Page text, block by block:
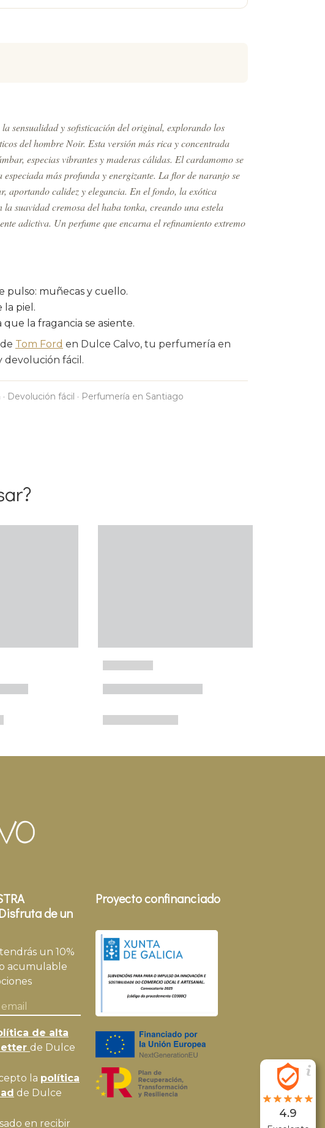
sensualidad y sofisticación del original, explorando los
del hombre Noir. Esta versión más rica y concentrada
especias vibrantes y maderas cálidas. El cardamomo se
más profunda y energizante. La flor de naranjo se
aportando calidez y elegancia. En el fondo, la exótica
la suavidad cremosa del haba tonka, creando una estela
adictiva. Un perfume que encarna el refinamiento extremo
pulso: muñecas y cuello.
la piel.
la fragancia se asiente.
Tom Ford en Dulce Calvo, tu perfumería en
devolución fácil.
Devolución fácil · Perfumería en Santiago
de un
un 10%
acumulable
de alta
de Dulce
la política
de Dulce
en recibir
Proyecto confinanciado
4.9